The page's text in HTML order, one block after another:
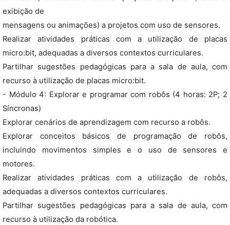
exibição de
mensagens ou animações) a projetos com uso de sensores.
Realizar atividades práticas com a utilização de placas
micro:bit, adequadas a diversos contextos curriculares.
Partilhar sugestões pedagógicas para a sala de aula, com
recurso à utilização de placas micro:bit.
- Módulo 4: Explorar e programar com robôs (4 horas: 2P; 2
Síncronas)
Explorar cenários de aprendizagem com recurso a robôs.
Explorar conceitos básicos de programação de robôs,
incluindo movimentos simples e o uso de sensores e
motores.
Realizar atividades práticas com a utilização de robôs,
adequadas a diversos contextos curriculares.
Partilhar sugestões pedagógicas para a sala de aula, com
recurso à utilização da robótica.